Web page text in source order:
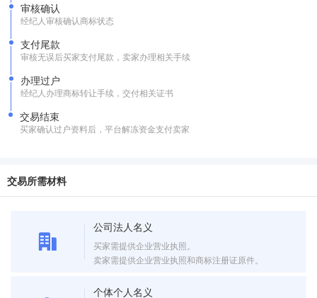
审核确认
经纪人审核确认商标状态
支付尾款
审核无误后买家支付尾款，卖家办理相关手续
办理过户
经纪人办理商标转让手续，交付相关证书
交易结束
买家确认过户资料后，平台解冻资金支付卖家
交易所需材料
公司法人名义
买家需提供企业营业执照。
卖家需提供企业营业执照和商标注册证原件。
个体个人名义